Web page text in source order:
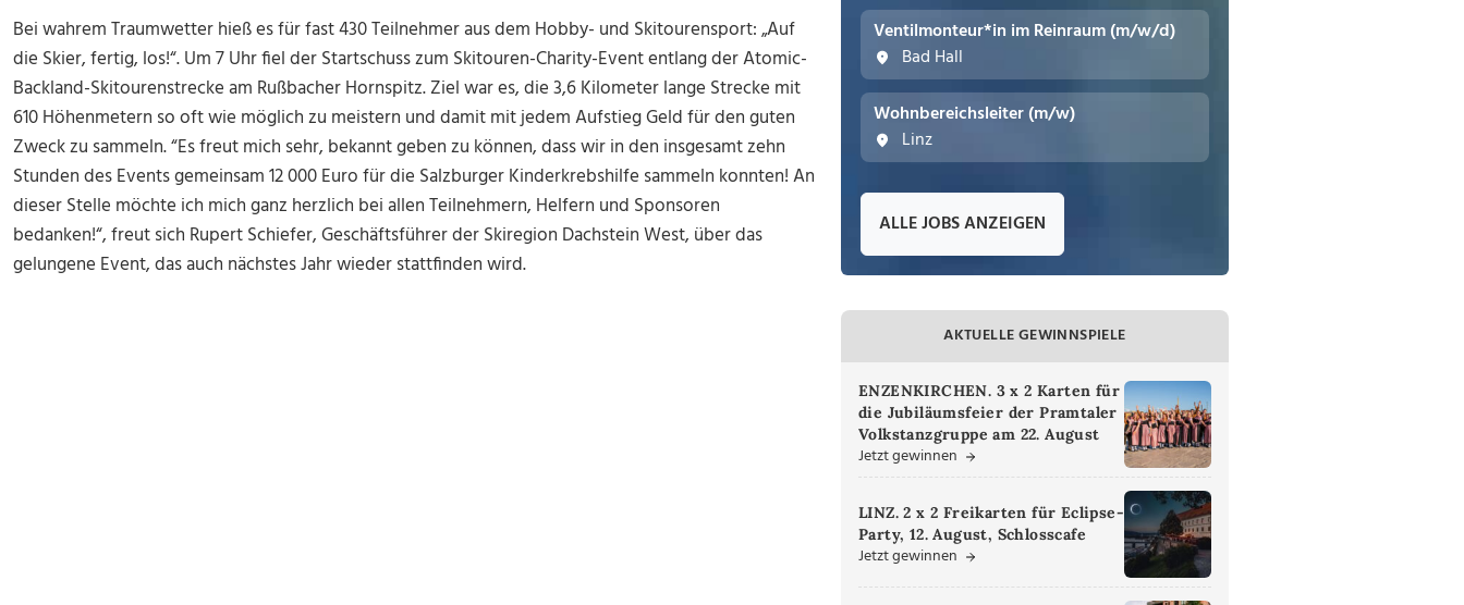
Bei wahrem Traumwetter hieß es für fast 430 Teilnehmer aus dem Hobby- und Skitourensport: „Auf
die Skier, fertig, los!“. Um 7 Uhr fiel der Startschuss zum Skitouren-Charity-Event entlang der Atomic-
Backland-Skitourenstrecke am Rußbacher Hornspitz. Ziel war es, die 3,6 Kilometer lange Strecke mit
610 Höhenmetern so oft wie möglich zu meistern und damit mit jedem Aufstieg Geld für den guten
Zweck zu sammeln. “Es freut mich sehr, bekannt geben zu können, dass wir in den insgesamt zehn
Stunden des Events gemeinsam 12 000 Euro für die Salzburger Kinderkrebshilfe sammeln konnten! An
dieser Stelle möchte ich mich ganz herzlich bei allen Teilnehmern, Helfern und Sponsoren
bedanken!“, freut sich Rupert Schiefer, Geschäftsführer der Skiregion Dachstein West, über das
gelungene Event, das auch nächstes Jahr wieder stattfinden wird.
Ventilmonteur*in im Reinraum (m/w/d)
Bad Hall
Wohnbereichsleiter (m/w)
Linz
ALLE JOBS ANZEIGEN
AKTUELLE GEWINNSPIELE
ENZENKIRCHEN. 3 x 2 Karten für
die Jubiläumsfeier der Pramtaler
Volkstanzgruppe am 22. August
Jetzt gewinnen
LINZ. 2 x 2 Freikarten für Eclipse-
Party, 12. August, Schlosscafe
Jetzt gewinnen